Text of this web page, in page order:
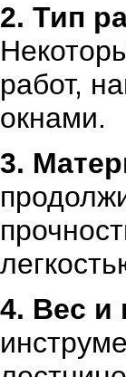
2. Тип
работ,
окнами.
3.
4. Вес и